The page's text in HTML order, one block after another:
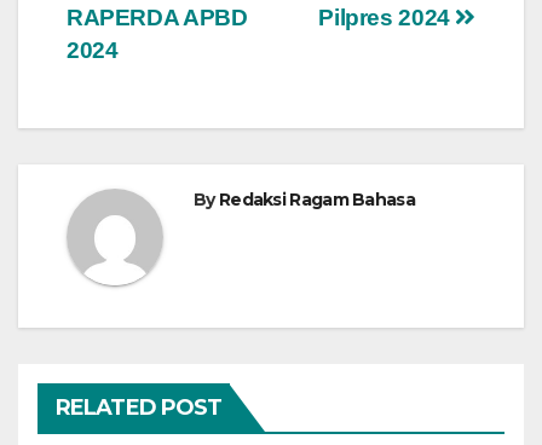
Pilpres 2024
RAPERDA APBD
2024
ByRedaksi Ragam Bahasa
RELATED POST